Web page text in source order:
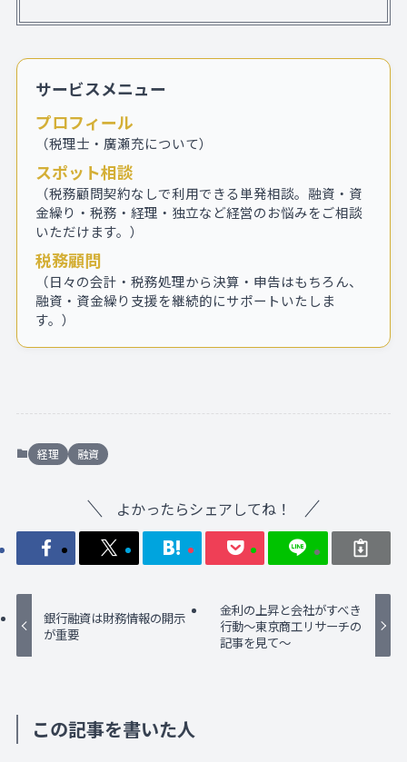
サービスメニュー
プロフィール
（税理士・廣瀬充について）
スポット相談
（税務顧問契約なしで利用できる単発相談。融資・資
金繰り・税務・経理・独立など経営のお悩みをご相談
いただけます。）
税務顧問
（日々の会計・税務処理から決算・申告はもちろん、
融資・資金繰り支援を継続的にサポートいたしま
す。）
経理 融資
よかったらシェアしてね！
銀行融資は財務情報の開示
が重要
金利の上昇と会社がすべき
行動～東京商工リサーチの
記事を見て～
この記事を書いた人